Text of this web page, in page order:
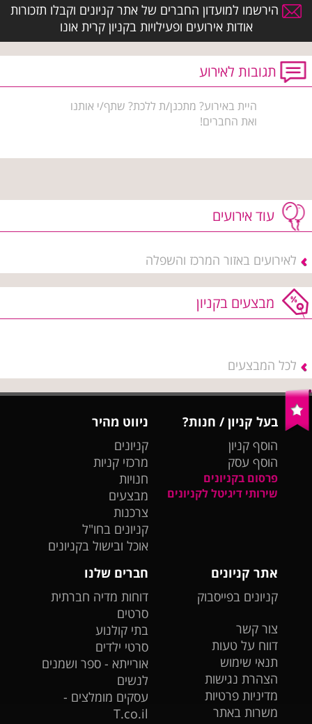
הירשמו למועדון החברים של אתר קניונים וקבלו תזכורות
אודות אירועים ופעילויות בקניון קרית אונו
תגובות לאירוע
היית באירוע? מתכנן/ת ללכת? שתף/י אותנו
ואת החברים!
עוד אירועים
לאירועים באזור המרכז והשפלה
מבצעים בקניון
לכל המבצעים
בעל קניון / חנות?
הוסף קניון
הוסף עסק
פרסום בקניונים
שירותי דיגיטל לקניונים
ניווט מהיר
קניונים
מרכזי קניות
חנויות
מבצעים
צרכנות
קניונים בחו"ל
אוכל ובישול בקניונים
אתר קניונים
קניונים בפייסבוק
צור קשר
דווח על טעות
תנאי שימוש
הצהרת נגישות
מדיניות פרטיות
משרות באתר
חברים שלנו
דוחות מדיה חברתית
סרטים
בתי קולנוע
סרטי ילדים
אורייתא - ספר ושמנים
לנשים
עסקים מומלצים -
T.co.il